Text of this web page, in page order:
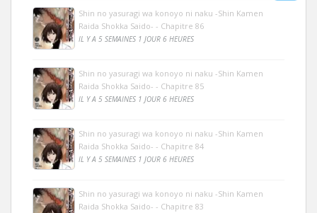
Shin no yasuragi wa konoyo ni naku -Shin Kamen
Raida Shokka Saido- - Chapitre 86
IL Y A 5 SEMAINES 1 JOUR 6 HEURES
Shin no yasuragi wa konoyo ni naku -Shin Kamen
Raida Shokka Saido- - Chapitre 85
IL Y A 5 SEMAINES 1 JOUR 6 HEURES
Shin no yasuragi wa konoyo ni naku -Shin Kamen
Raida Shokka Saido- - Chapitre 84
IL Y A 5 SEMAINES 1 JOUR 6 HEURES
Shin no yasuragi wa konoyo ni naku -Shin Kamen
Raida Shokka Saido- - Chapitre 83